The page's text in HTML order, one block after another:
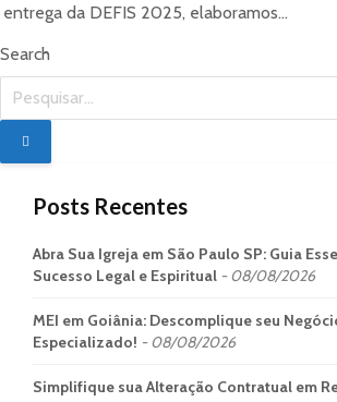
entrega da DEFIS 2025, elaboramos...
Search
Posts Recentes
Abra Sua Igreja em São Paulo SP: Guia
Sucesso Legal e Espiritual
08/08/2026
MEI em Goiânia: Descomplique seu
Especializado!
08/08/2026
Simplifique sua Alteração Contratual em